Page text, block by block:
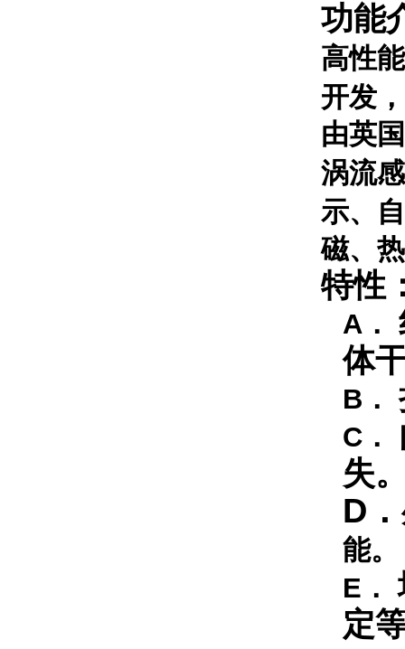
功能
高性能
开发
由英
涡流
示、
磁、
特性
A．
体
B．
C．
失
D．
能。
E．
定